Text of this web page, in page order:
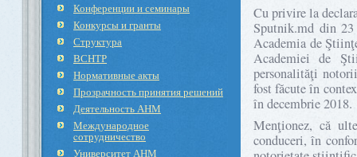
Конференции и семинары
Конкурсы и гранты
Структура
ВСНТР
Нормативные акты
Прозрачность принятия решений
Деятельность АНМ
Международное
cотрудничество
Университет АНМ
Cu privire la
Sputnik.md din 23
Academia de
Academiei de
personalităţi
fost făcute în
în decembrie 2018.
Menţionez, că
conduceri, în